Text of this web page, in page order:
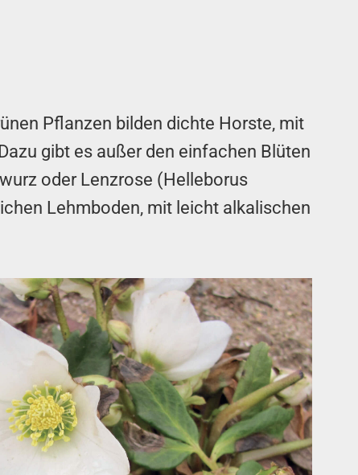
Pflanzen bilden dichte Horste, mit
gibt es außer den einfachen Blüten
oder Lenzrose (Helleborus
Lehmboden, mit leicht alkalischen